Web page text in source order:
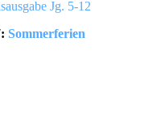
Jg. 5-12
Sommerferien